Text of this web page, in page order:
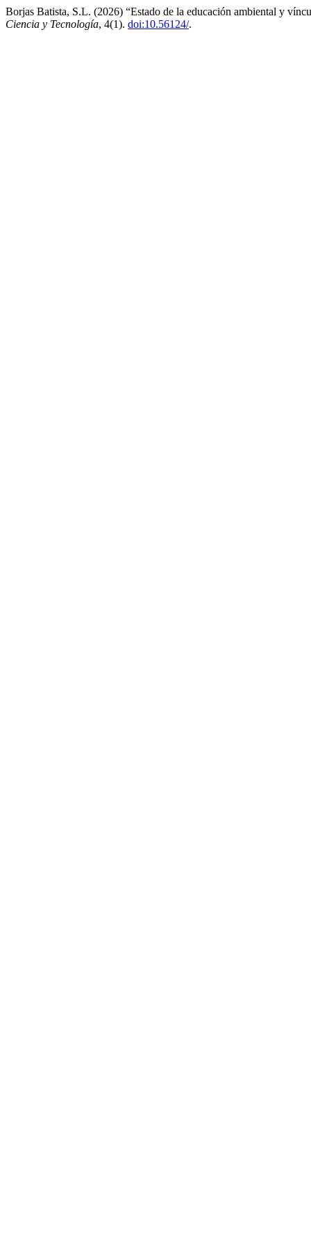
Borjas Batista, S.L. (2026) “Estado de la educación ambiental y
Ciencia y Tecnología, 4(1). doi:10.56124/.